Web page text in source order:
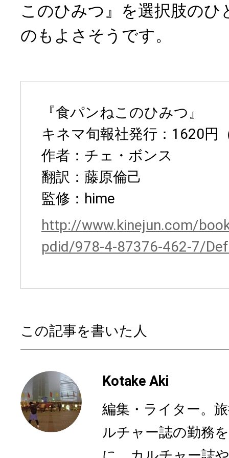
このひみつ』を選択肢のひ
のもよさそうです。
『食パンねこのひみつ』
キネマ旬報社発行：1620円
作者：チェ・ボンス
翻訳：藤原倫己
監修：hime
http://www.kinejun.com/
pdid/978-4-87376-462-7/
この記事を書いた人
Kotake Aki
編集・ライター。
ルチャー誌の勤務